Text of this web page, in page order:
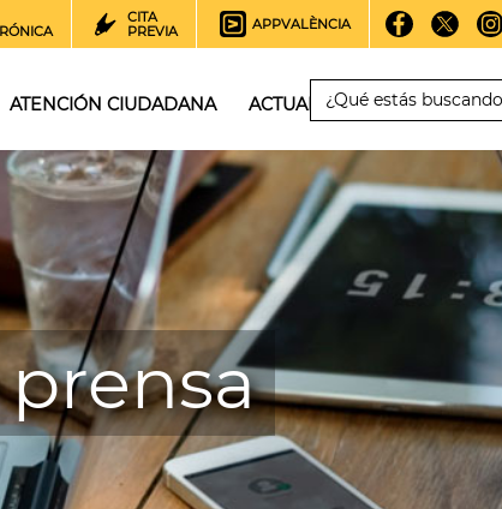
CITA
PREVIA
APPVALÈNCIA
ATENCIÓN CIUDADANA ACTUALIDAD